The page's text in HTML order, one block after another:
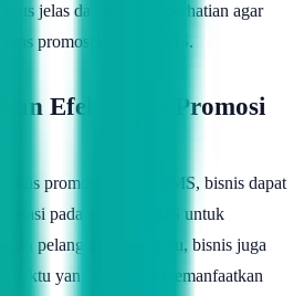
jelas dan menarik perhatian agar
promosi melalui SMS.
Efektivitas Promosi
promosi melalui SMS, bisnis dapat
pada aplikasi SMS untuk
pelanggan. Selain itu, bisnis juga
yang tepat dan memanfaatkan